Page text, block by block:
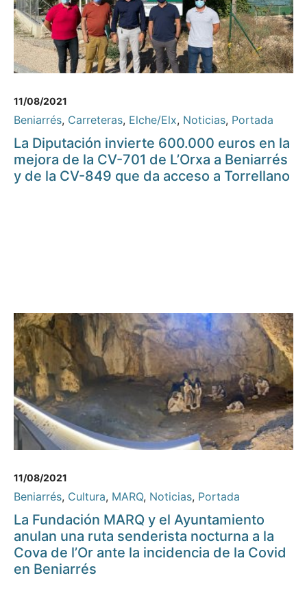
11/08/2021
Beniarrés, Carreteras, Elche/Elx, Noticias, Portada
La Diputación invierte 600.000 euros en la
mejora de la CV-701 de L’Orxa a Beniarrés
y de la CV-849 que da acceso a Torrellano
11/08/2021
Beniarrés, Cultura, MARQ, Noticias, Portada
La Fundación MARQ y el Ayuntamiento
anulan una ruta senderista nocturna a la
Cova de l’Or ante la incidencia de la Covid
en Beniarrés